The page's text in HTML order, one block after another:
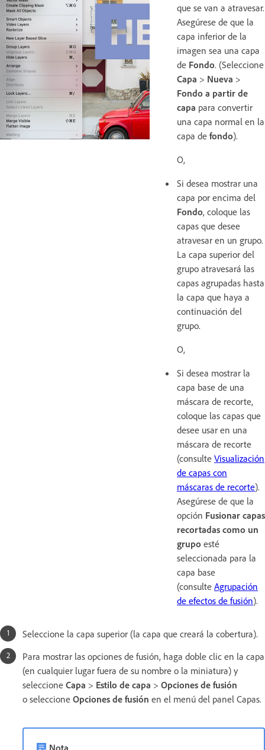
que se van a atravesar.
Asegúrese de que la
capa inferior de la
imagen sea una capa
de Fondo. (Seleccione
Capa > Nueva >
Fondo a partir de
capa para convertir
una capa normal en la
capa de fondo).
O,
Si desea mostrar una
capa por encima del
Fondo, coloque las
capas que desee
atravesar en un grupo.
La capa superior del
grupo atravesará las
capas agrupadas hasta
la capa que haya a
continuación del
grupo.
O,
Si desea mostrar la
capa base de una
máscara de recorte,
coloque las capas que
desee usar en una
máscara de recorte
(consulte Visualización
de capas con
máscaras de recorte).
Asegúrese de que la
opción Fusionar capas
recortadas como un
grupo esté
seleccionada para la
capa base
(consulte Agrupación
de efectos de fusión).
Seleccione la capa superior (la capa que creará la cobertura).
Para mostrar las opciones de fusión, haga doble clic en la capa
(en cualquier lugar fuera de su nombre o la miniatura) y
seleccione Capa > Estilo de capa > Opciones de fusión
o seleccione Opciones de fusión en el menú del panel Capas.
Nota